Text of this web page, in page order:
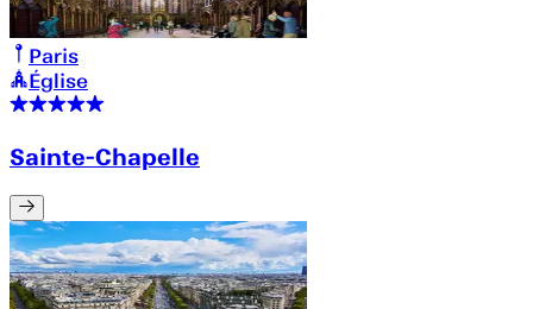
Paris
Église
Sainte-Chapelle